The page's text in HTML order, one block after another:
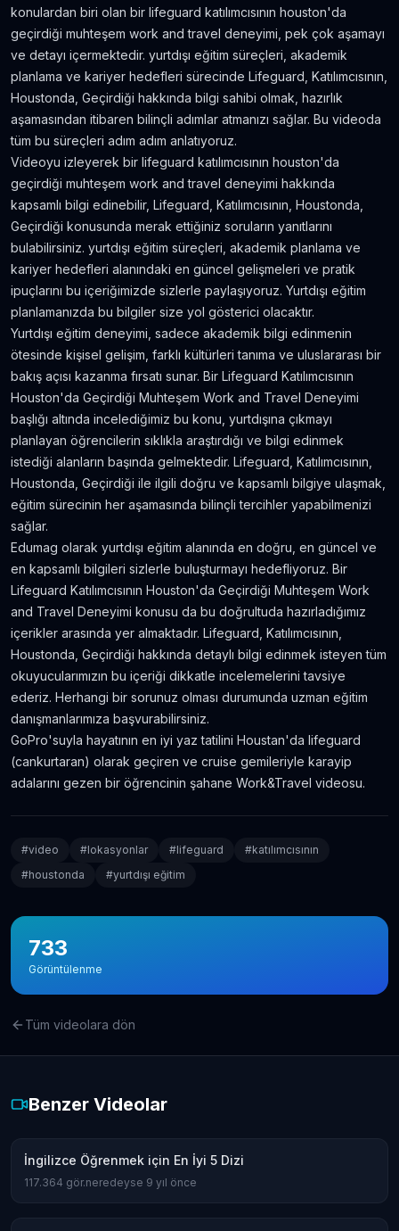
Amerika'da Teknoloji Alışverişi ve Elektronik
Eşya Fiyatları
5.636gör.neredeyse 9 yıl önce
Kanada’da İyi Para Kazandıran 10 İş
5.381gör.yaklaşık 8 yıl önce
Dil Öğrenmeye Nereden Başlamalı?
4.815gör.neredeyse 8 yıl önce
Kanada Aylık Yaşam Masrafları | Toronto Pahalı
Mı?
4.809gör.8 yıldan fazla önce
konulardan biri olan bir lifeguard katılımcısının houston'da
geçirdiği muhteşem work and travel deneyimi, pek çok aşamayı
ve detayı içermektedir. yurtdışı eğitim süreçleri, akademik
planlama ve kariyer hedefleri sürecinde Lifeguard, Katılımcısının,
Houstonda, Geçirdiği hakkında bilgi sahibi olmak, hazırlık
aşamasından itibaren bilinçli adımlar atmanızı sağlar. Bu videoda
tüm bu süreçleri adım adım anlatıyoruz.
Videoyu izleyerek bir lifeguard katılımcısının houston'da
geçirdiği muhteşem work and travel deneyimi hakkında
kapsamlı bilgi edinebilir, Lifeguard, Katılımcısının, Houstonda,
Geçirdiği konusunda merak ettiğiniz soruların yanıtlarını
bulabilirsiniz. yurtdışı eğitim süreçleri, akademik planlama ve
kariyer hedefleri alanındaki en güncel gelişmeleri ve pratik
ipuçlarını bu içeriğimizde sizlerle paylaşıyoruz. Yurtdışı eğitim
planlamanızda bu bilgiler size yol gösterici olacaktır.
Yurtdışı eğitim deneyimi, sadece akademik bilgi edinmenin
ötesinde kişisel gelişim, farklı kültürleri tanıma ve uluslararası bir
bakış açısı kazanma fırsatı sunar. Bir Lifeguard Katılımcısının
Houston'da Geçirdiği Muhteşem Work and Travel Deneyimi
başlığı altında incelediğimiz bu konu, yurtdışına çıkmayı
planlayan öğrencilerin sıklıkla araştırdığı ve bilgi edinmek
istediği alanların başında gelmektedir. Lifeguard, Katılımcısının,
Houstonda, Geçirdiği ile ilgili doğru ve kapsamlı bilgiye ulaşmak,
eğitim sürecinin her aşamasında bilinçli tercihler yapabilmenizi
sağlar.
Edumag olarak yurtdışı eğitim alanında en doğru, en güncel ve
en kapsamlı bilgileri sizlerle buluşturmayı hedefliyoruz. Bir
Lifeguard Katılımcısının Houston'da Geçirdiği Muhteşem Work
and Travel Deneyimi konusu da bu doğrultuda hazırladığımız
içerikler arasında yer almaktadır. Lifeguard, Katılımcısının,
Houstonda, Geçirdiği hakkında detaylı bilgi edinmek isteyen tüm
okuyucularımızın bu içeriği dikkatle incelemelerini tavsiye
ederiz. Herhangi bir sorunuz olması durumunda uzman eğitim
danışmanlarımıza başvurabilirsiniz.
GoPro'suyla hayatının en iyi yaz tatilini Houstan'da lifeguard
(cankurtaran) olarak geçiren ve cruise gemileriyle karayip
adalarını gezen bir öğrencinin şahane Work&Travel videosu.
#video #lokasyonlar #lifeguard #katılımcısının
#houstonda #yurtdışı eğitim
733
Görüntülenme
Tüm videolara dön
Benzer Videolar
İngilizce Öğrenmek için En İyi 5 Dizi
117.364 gör.neredeyse 9 yıl önce